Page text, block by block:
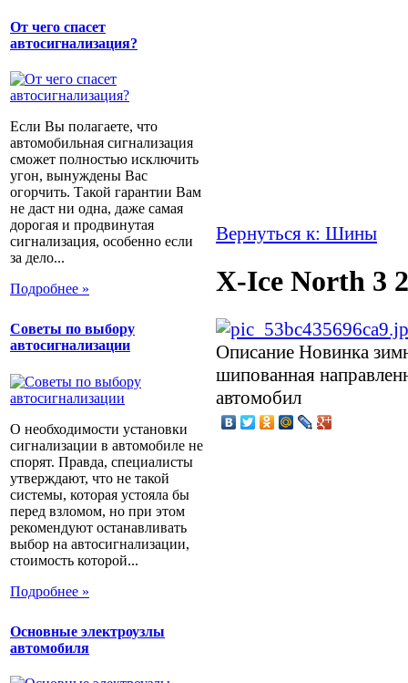
От чего спасет
автосигнализация?
Если Вы полагаете, что
автомобильная сигнализация
сможет полностью исключить
угон, вынуждены Вас
огорчить. Такой гарантии Вам
не даст ни одна, даже самая
дорогая и продвинутая
сигнализация, особенно если
за дело...
Подробнее »
Советы по выбору
автосигнализации
О необходимости установки
сигнализации в автомобиле не
спорят. Правда, специалисты
утверждают, что не такой
системы, которая устояла бы
перед взломом, но при этом
рекомендуют останавливать
выбор на автосигнализации,
стоимость которой...
Подробнее »
Основные электроузлы
автомобиля
Вернуться к: Шины
X-Ice North 3
Описание Новинка
шипованная
автомобил